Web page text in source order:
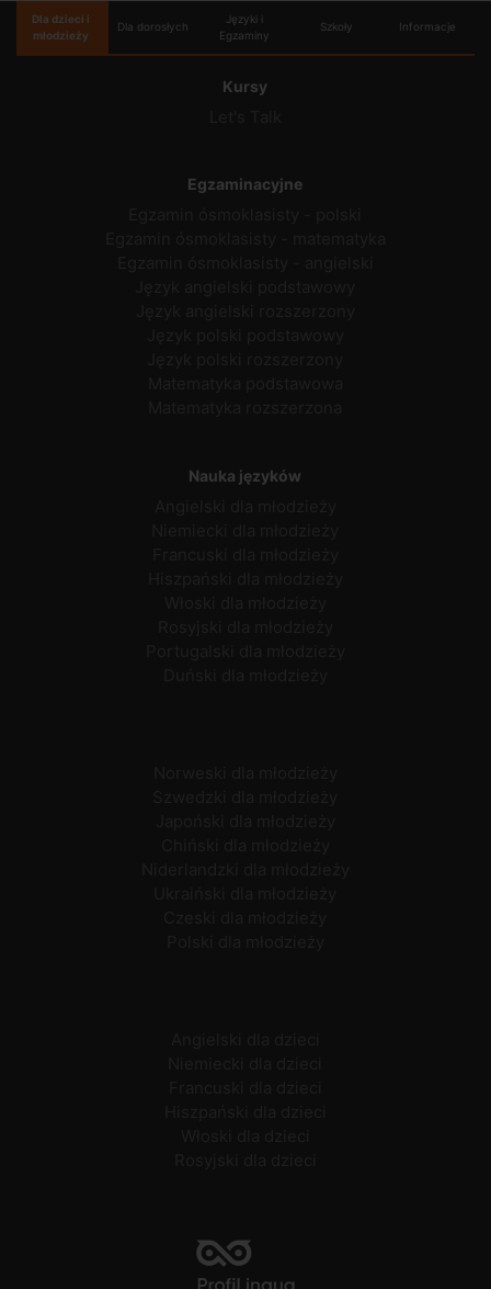
Kursy
Egzaminacyjne
Nauka języków
Dla dzieci i
młodzieży
Dla dorosłych
Języki i
Egzaminy
Szkoły Informacje